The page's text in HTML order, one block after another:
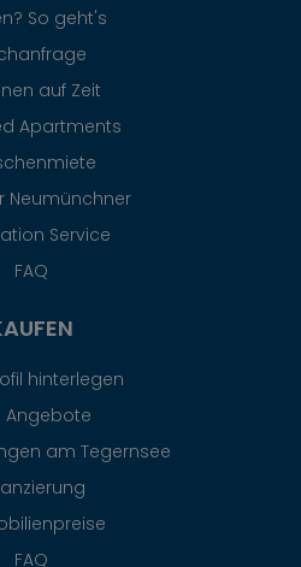
So geht's
auf Zeit
Apartments
Neumünchner
Service
FAQ
hinterlegen
Angebote
am Tegernsee
FAQ